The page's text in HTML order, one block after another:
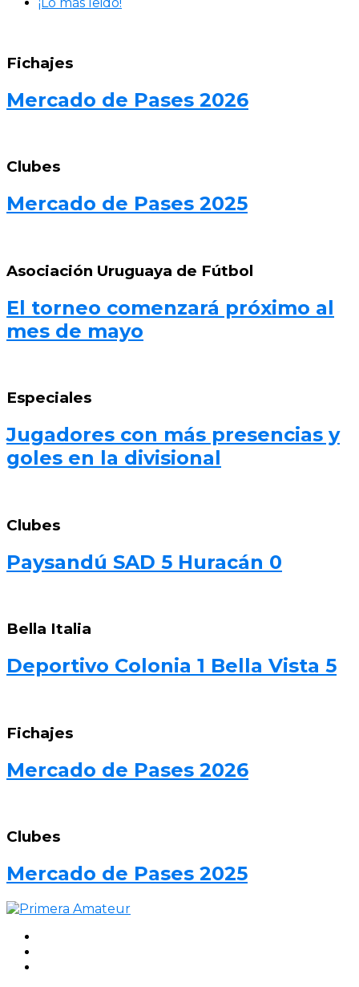
Fichajes
Mercado de Pases 2026
Clubes
Mercado de Pases 2025
Asociación Uruguaya de Fútbol
El torneo comenzará próximo al
mes de mayo
Especiales
Jugadores con más presencias y
goles en la divisional
Clubes
Paysandú SAD 5 Huracán 0
Bella Italia
Deportivo Colonia 1 Bella Vista 5
Fichajes
Mercado de Pases 2026
Clubes
Mercado de Pases 2025